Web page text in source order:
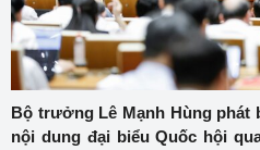
Bộ trưởng Lê Mạnh Hùng phát
nội dung đại biểu Quốc hội